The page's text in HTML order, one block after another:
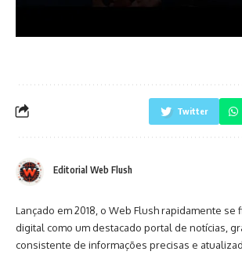
Twitter
Editorial Web Flush
Lançado em 2018, o Web Flush rapidamente se
digital como um destacado portal de notícias,
consistente de informações precisas e